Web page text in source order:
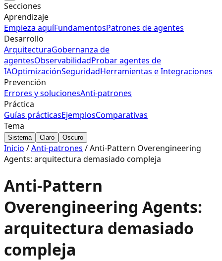
Secciones
Aprendizaje
Empieza aquíFundamentosPatrones de agentes
Desarrollo
ArquitecturaGobernanza de
agentesObservabilidadProbar agentes de
IAOptimizaciónSeguridadHerramientas e Integraciones
Prevención
Errores y solucionesAnti‑patrones
Práctica
Guías prácticasEjemplosComparativas
Tema
Sistema Claro Oscuro
Inicio /Anti‑patrones /Anti-Pattern Overengineering
Agents: arquitectura demasiado compleja
Anti-Pattern
Overengineering Agents:
arquitectura demasiado
compleja